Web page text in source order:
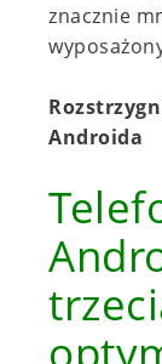
znacznie
Androida